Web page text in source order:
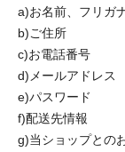
a)お名前、フリガ
b)ご住所
c)お電話番号
d)メールアドレス
e)パスワード
f)配送先情報
g)当ショップとの